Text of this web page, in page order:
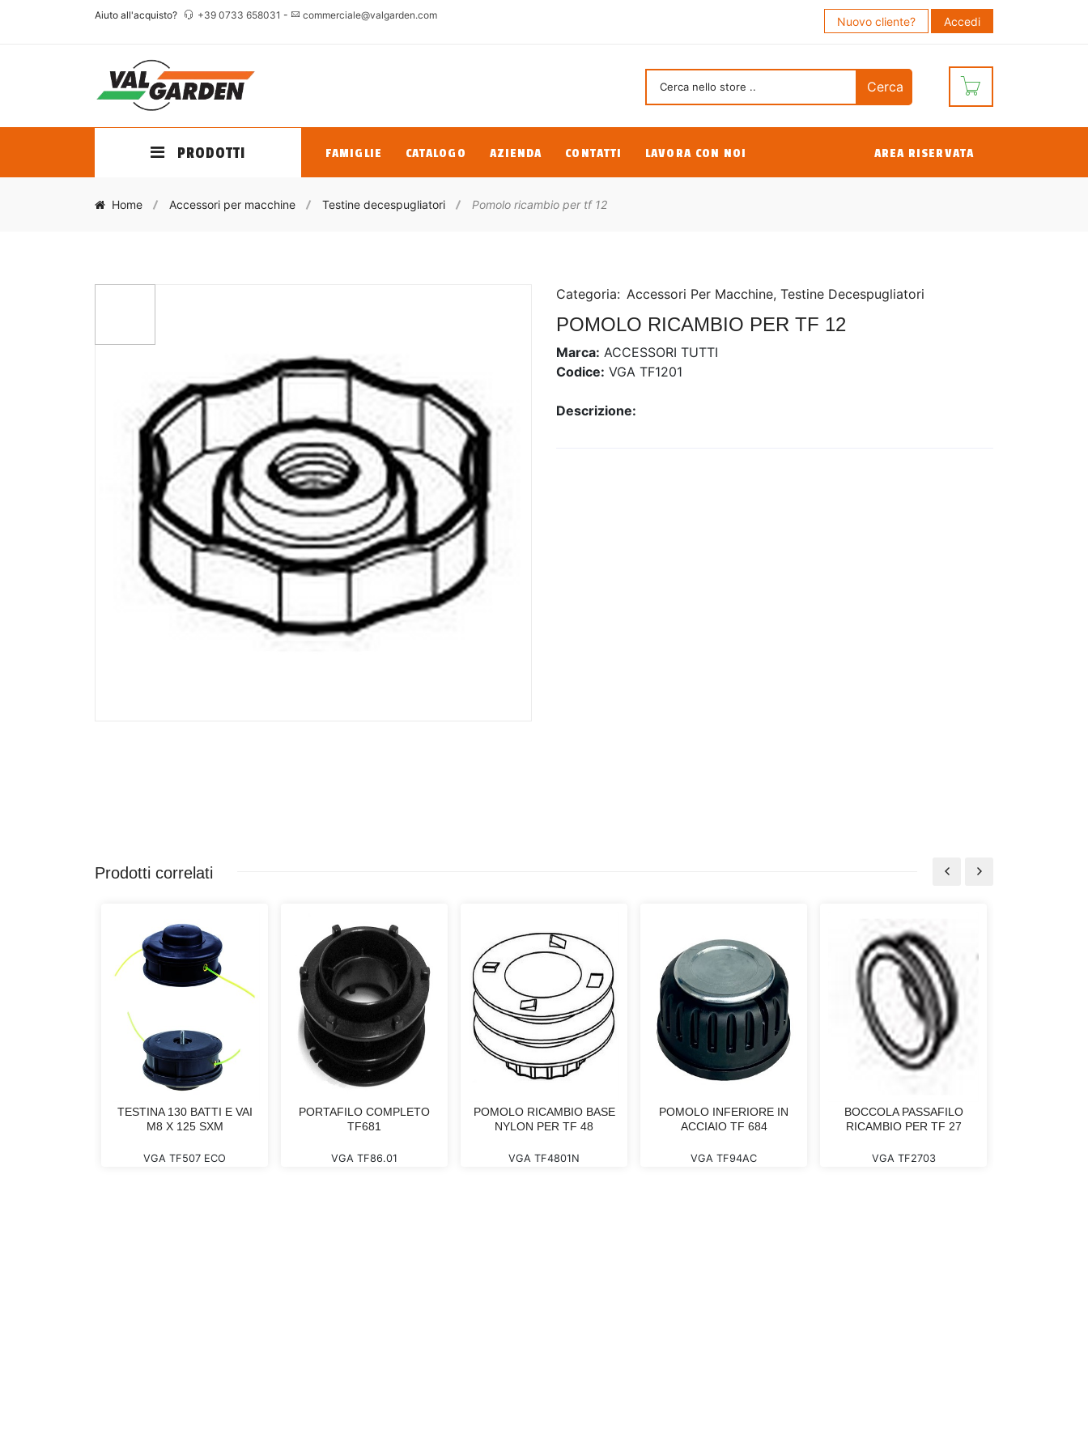
Aiuto all'acquisto? +39 0733 658031 - commerciale@valgarden.com Nuovo cliente? Accedi
PRODOTTI FAMIGLIE CATALOGO AZIENDA CONTATTI LAVORA CON NOI AREA RISERVATA
Home Accessori per macchine Testine decespugliatori Pomolo ricambio per tf 12
Categoria: Accessori Per Macchine, Testine Decespugliatori
POMOLO RICAMBIO PER TF 12
Marca: ACCESSORI TUTTI
Codice: VGA TF1201
Descrizione:
Prodotti correlati
TESTINA 130 BATTI E VAI
M8 X 125 SXM
VGA TF507 ECO
PORTAFILO COMPLETO
TF681
VGA TF86.01
POMOLO RICAMBIO BASE
NYLON PER TF 48
VGA TF4801N
POMOLO INFERIORE IN
ACCIAIO TF 684
VGA TF94AC
BOCCOLA PASSAFILO
RICAMBIO PER TF 27
VGA TF2703